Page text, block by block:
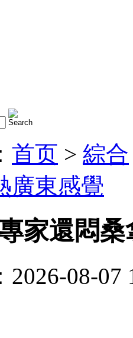
首页 > 綜合
廣東感覺
家還悶
2026-08-07